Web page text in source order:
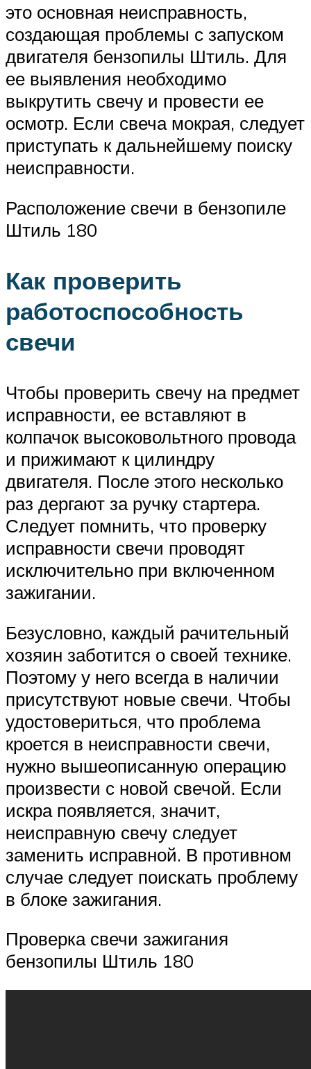
это основная неисправность,
создающая проблемы с запуском
двигателя бензопилы Штиль. Для
ее выявления необходимо
выкрутить свечу и провести ее
осмотр. Если свеча мокрая, следует
приступать к дальнейшему поиску
неисправности.
Расположение свечи в бензопиле
Штиль 180
Как проверить
работоспособность
свечи
Чтобы проверить свечу на предмет
исправности, ее вставляют в
колпачок высоковольтного провода
и прижимают к цилиндру
двигателя. После этого несколько
раз дергают за ручку стартера.
Следует помнить, что проверку
исправности свечи проводят
исключительно при включенном
зажигании.
Безусловно, каждый рачительный
хозяин заботится о своей технике.
Поэтому у него всегда в наличии
присутствуют новые свечи. Чтобы
удостовериться, что проблема
кроется в неисправности свечи,
нужно вышеописанную операцию
произвести с новой свечой. Если
искра появляется, значит,
неисправную свечу следует
заменить исправной. В противном
случае следует поискать проблему
в блоке зажигания.
Проверка свечи зажигания
бензопилы Штиль 180